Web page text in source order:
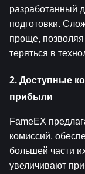
разработанный
подготовки.
проще, позволяя
теряться в
2. Доступные
прибыли
FameEX
комиссий,
большей части
увеличивают